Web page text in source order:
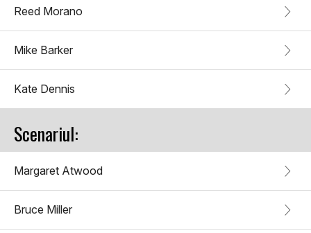
Reed Morano
Mike Barker
Kate Dennis
Scenariul:
Margaret Atwood
Bruce Miller